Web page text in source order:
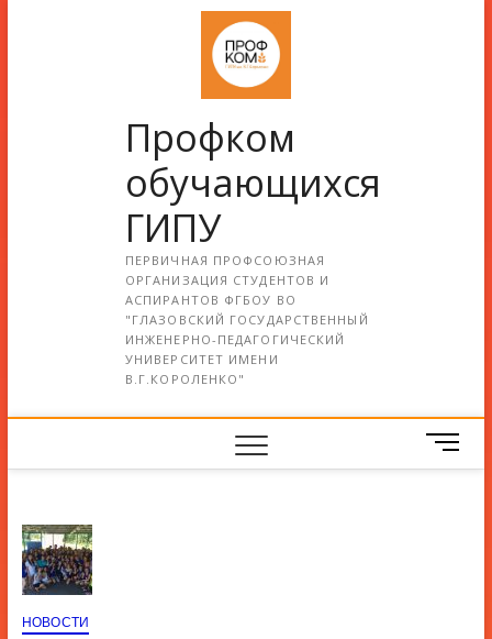
Профком
обучающихся
ГИПУ
ПЕРВИЧНАЯ ПРОФСОЮЗНАЯ
ОРГАНИЗАЦИЯ СТУДЕНТОВ И
АСПИРАНТОВ ФГБОУ ВО
"ГЛАЗОВСКИЙ ГОСУДАРСТВЕННЫЙ
ИНЖЕНЕРНО-ПЕДАГОГИЧЕСКИЙ
УНИВЕРСИТЕТ ИМЕНИ
В.Г.КОРОЛЕНКО"
М
е
НОВОСТИ